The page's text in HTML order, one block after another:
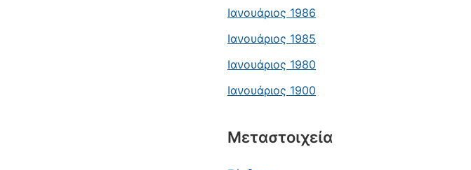
Ιανουάριος 1986
Ιανουάριος 1985
Ιανουάριος 1980
Ιανουάριος 1900
Μεταστοιχεία